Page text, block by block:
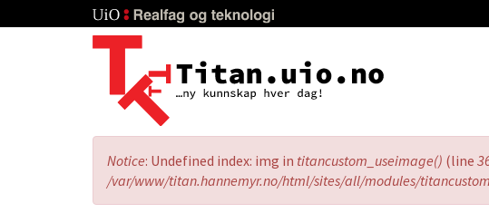
to
Error
message
Notice: Undefined index: img in titancustom_useimage() (line
/var/www/titan.hannemyr.no/html/sites/all/modules/